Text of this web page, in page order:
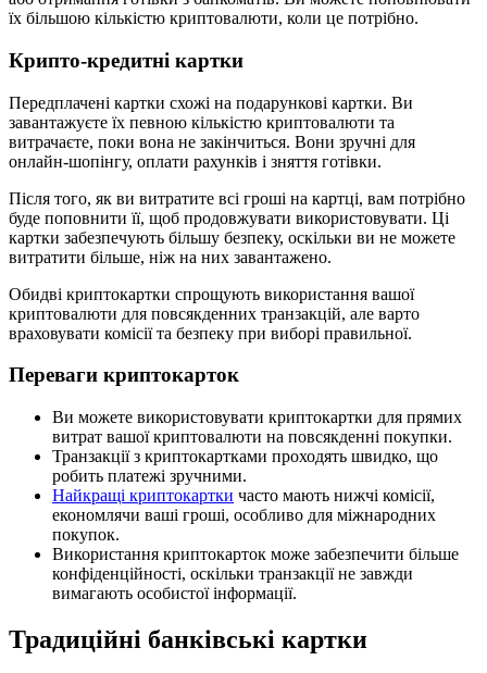
їх більшою кількістю криптовалюти, коли це потрібно.
Крипто-кредитні картки
Передплачені картки схожі на подарункові картки. Ви
завантажуєте їх певною кількістю криптовалюти та
витрачаєте, поки вона не закінчиться. Вони зручні для
онлайн-шопінгу, оплати рахунків і зняття готівки.
Після того, як ви витратите всі гроші на картці, вам потрібно
буде поповнити її, щоб продовжувати використовувати. Ці
картки забезпечують більшу безпеку, оскільки ви не можете
витратити більше, ніж на них завантажено.
Обидві криптокартки спрощують використання вашої
криптовалюти для повсякденних транзакцій, але варто
враховувати комісії та безпеку при виборі правильної.
Переваги криптокарток
Ви можете використовувати криптокартки для прямих
витрат вашої криптовалюти на повсякденні покупки.
Транзакції з криптокартками проходять швидко, що
робить платежі зручними.
Найкращі криптокартки часто мають нижчі комісії,
економлячи ваші гроші, особливо для міжнародних
покупок.
Використання криптокарток може забезпечити більше
конфіденційності, оскільки транзакції не завжди
вимагають особистої інформації.
Традиційні банківські картки